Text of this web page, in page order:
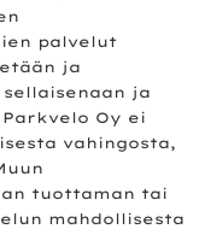
palvelut
ja
ja
Oy ei
vahingosta,
tuottaman tai
mahdollisesta